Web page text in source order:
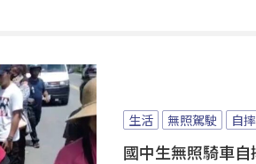
生活 無照駕駛 自摔
國中生無照騎車